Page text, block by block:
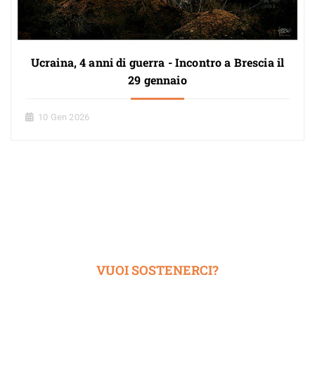
Ucraina, 4 anni di guerra - Incontro a Brescia il
29 gennaio
10 Gen 2026
VUOI SOSTENERCI?